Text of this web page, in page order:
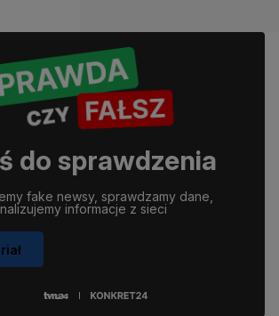
do sprawdzenia
fake newsy, sprawdzamy dane,
informacje z sieci